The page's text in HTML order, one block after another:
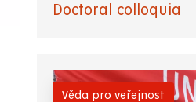
Doctoral colloquia
Věda pro veřejnost